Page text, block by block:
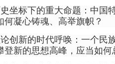
坐标下的重大命题：中国
何凝心铸魂、高举旗帜？
创新的时代呼唤：一个民
登新的思想高峰，应当如